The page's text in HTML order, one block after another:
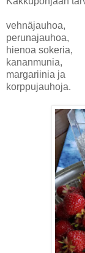
vehnäjauhoa,
perunajauhoa,
hienoa sokeria,
kananmunia,
margariinia ja
korppujauhoja.